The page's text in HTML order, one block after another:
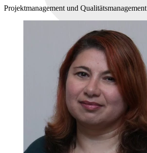
Projektmanagement und Qualitätsmanagement